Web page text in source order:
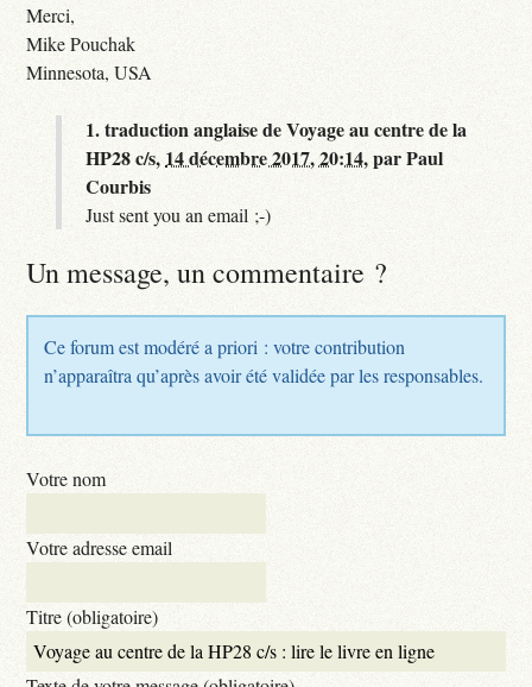
Merci,
Mike Pouchak
Minnesota, USA
1.traduction anglaise de Voyage au centre de la
HP28 c/s, 14 décembre 2017, 20:14,parPaul
Courbis
Just sent you an email ;-)
Un message, un commentaire ?
Ce forum est modéré a priori : votre contribution
n’apparaîtra qu’après avoir été validée par les responsables.
Votre nom
Votre adresse email
Titre (obligatoire)